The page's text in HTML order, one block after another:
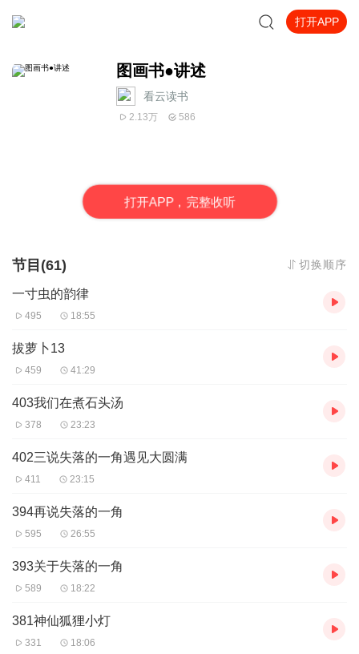
打开APP
图画书●讲述
看云读书
2.13万 586
打开APP，完整收听
节目(61) 切换顺序
一寸虫的韵律
495 18:55
拔萝卜13
459 41:29
403我们在煮石头汤
378 23:23
402三说失落的一角遇见大圆满
411 23:15
394再说失落的一角
595 26:55
393关于失落的一角
589 18:22
381神仙狐狸小灯
331 18:06